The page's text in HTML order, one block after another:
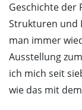
Geschichte der
Strukturen und
man immer
Ausstellung
ich mich seit
wie das mit